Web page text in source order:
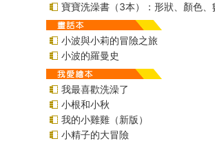
寶寶洗澡書（3本）：形狀、顏色、
小波與小莉的冒險之旅
小波的羅曼史
我最喜歡洗澡了
小根和小秋
我的小雞雞（新版）
小精子的大冒險